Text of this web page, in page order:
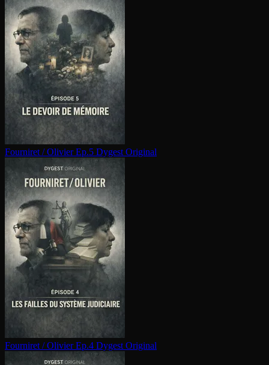
Fourniret / Olivier Ep.5 Dygest Original
Fourniret / Olivier Ep.4 Dygest Original